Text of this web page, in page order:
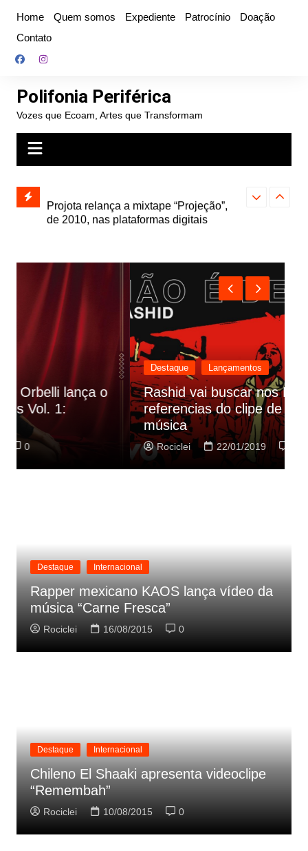
conteúdo
Home Quem somos Expediente Patrocínio
Doação
Contato
Polifonia Periférica
Vozes que Ecoam, Artes que Transformam
e abre
autoral,
de 2010, nas plataformas digitais
Farofa
Destaque Lançamentos
Rashid vai buscar nos HQs as
referencias do clipe de sua nova
música
Rociclei 22/01/2019 0
Destaque Internacional
Rapper mexicano KAOS lança vídeo da
música “Carne Fresca”
Rociclei 16/08/2015 0
Destaque Internacional
Chileno El Shaaki apresenta videoclipe
“Remembah”
Rociclei 10/08/2015 0